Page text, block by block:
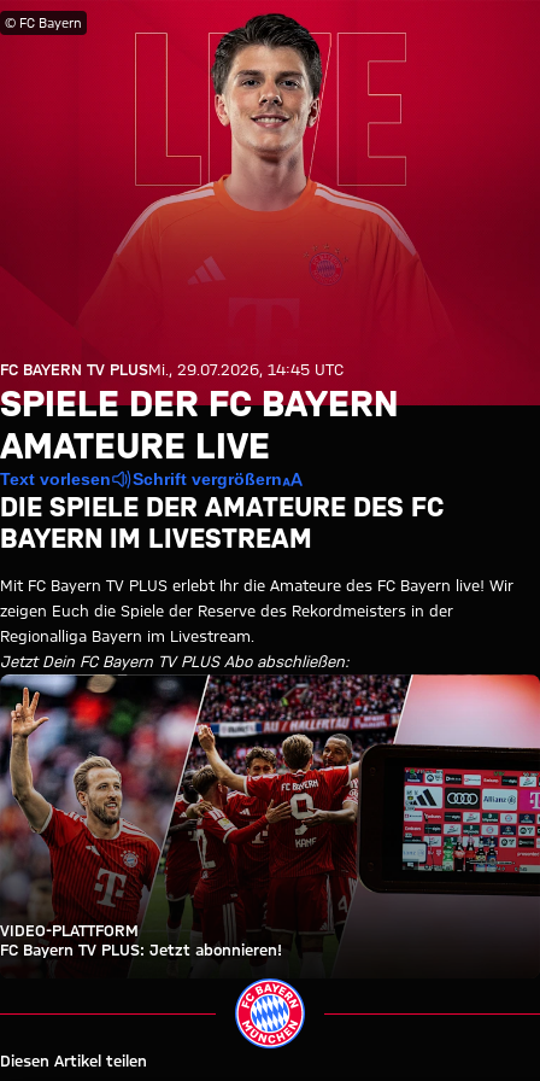
© FC Bayern
FC BAYERN TV PLUSMi., 29.07.2026, 14:45 UTC
SPIELE DER FC BAYERN
AMATEURE LIVE
Text vorlesen Schrift vergrößern
DIE SPIELE DER AMATEURE DES FC
BAYERN IM LIVESTREAM
Mit FC Bayern TV PLUS erlebt Ihr die Amateure des FC Bayern live! Wir
zeigen Euch die Spiele der Reserve des Rekordmeisters in der
Regionalliga Bayern im Livestream.
Jetzt Dein FC Bayern TV PLUS Abo abschließen:
VIDEO-PLATTFORM
FC Bayern TV PLUS: Jetzt abonnieren!
Diesen Artikel teilen